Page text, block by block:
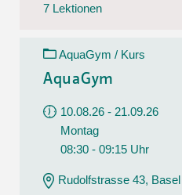
7 Lektionen
AquaGym / Kurs
AquaGym
10.08.26 - 21.09.26
Montag
08:30 - 09:15 Uhr
Rudolfstrasse 43, Basel